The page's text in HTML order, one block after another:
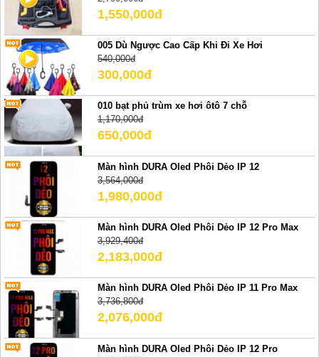
1,550,000đ
005 Dù Ngược Cao Cấp Khi Đi Xe Hơi
540,000đ
300,000đ
010 bạt phủ trùm xe hơi ôtô 7 chỗ
1,170,000đ
650,000đ
Màn hình DURA Oled Phôi Dẻo IP 12
3,564,000đ
1,980,000đ
Màn hình DURA Oled Phôi Dẻo IP 12 Pro Max
3,929,400đ
2,183,000đ
Màn hình DURA Oled Phôi Dẻo IP 11 Pro Max
3,736,800đ
2,076,000đ
Màn hình DURA Oled Phôi Dẻo IP 12 Pro